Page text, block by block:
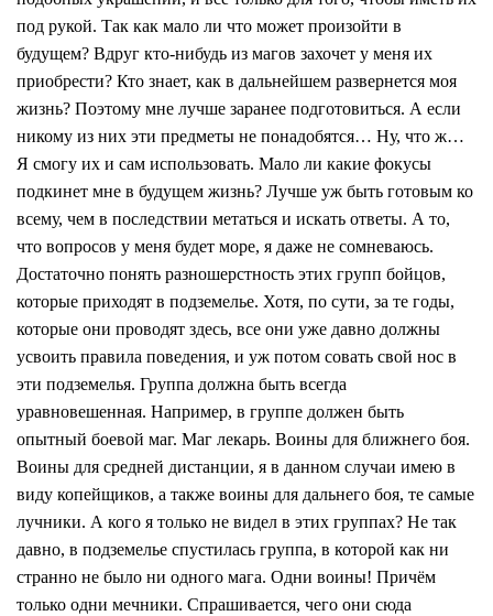
под рукой. Так как мало ли что может произойти в
будущем? Вдруг кто-нибудь из магов захочет у меня их
приобрести? Кто знает, как в дальнейшем развернется моя
жизнь? Поэтому мне лучше заранее подготовиться. А если
никому из них эти предметы не понадобятся… Ну, что ж…
Я смогу их и сам использовать. Мало ли какие фокусы
подкинет мне в будущем жизнь? Лучше уж быть готовым ко
всему, чем в последствии метаться и искать ответы. А то,
что вопросов у меня будет море, я даже не сомневаюсь.
Достаточно понять разношерстность этих групп бойцов,
которые приходят в подземелье. Хотя, по сути, за те годы,
которые они проводят здесь, все они уже давно должны
усвоить правила поведения, и уж потом совать свой нос в
эти подземелья. Группа должна быть всегда
уравновешенная. Например, в группе должен быть
опытный боевой маг. Маг лекарь. Воины для ближнего боя.
Воины для средней дистанции, я в данном случаи имею в
виду копейщиков, а также воины для дальнего боя, те самые
лучники. А кого я только не видел в этих группах? Не так
давно, в подземелье спустилась группа, в которой как ни
странно не было ни одного мага. Одни воины! Причём
только одни мечники. Спрашивается, чего они сюда